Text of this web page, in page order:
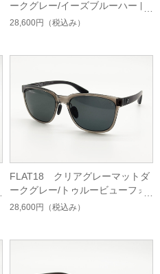
ークグレー/イーズブルーハード
マルチシングルコート
28,600円 （税込み）
FLAT18 クリアグレーマットダ
ークグレー/トゥルービューフォ
ーカスハードマルチシングルコ
28,600円 （税込み）